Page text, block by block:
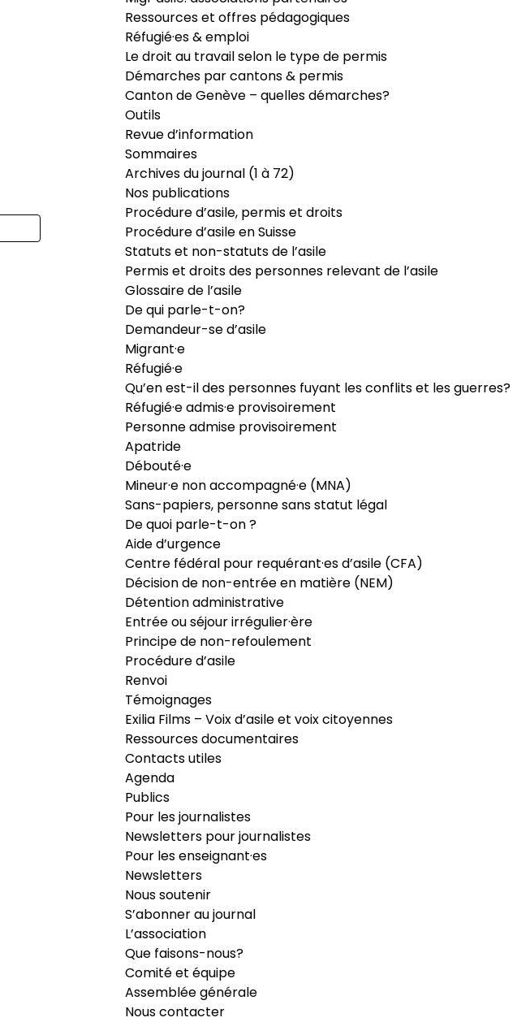
Ressources et offres pédagogiques
Réfugié·es & emploi
Le droit au travail selon le type de permis
Démarches par cantons & permis
Canton de Genève – quelles démarches?
Outils
Revue d’information
Sommaires
Archives du journal (1 à 72)
Nos publications
Procédure d’asile, permis et droits
Procédure d’asile en Suisse
Statuts et non-statuts de l’asile
Permis et droits des personnes relevant de l’asile
Glossaire de l’asile
De qui parle-t-on?
Demandeur-se d’asile
Migrant·e
Réfugié·e
Qu’en est-il des personnes fuyant les conflits et les guerres?
Réfugié·e admis·e provisoirement
Personne admise provisoirement
Apatride
Débouté·e
Mineur·e non accompagné·e (MNA)
Sans-papiers, personne sans statut légal
De quoi parle-t-on ?
Aide d’urgence
Centre fédéral pour requérant·es d’asile (CFA)
Décision de non-entrée en matière (NEM)
Détention administrative
Entrée ou séjour irrégulier·ère
Principe de non-refoulement
Procédure d’asile
Renvoi
Témoignages
Exilia Films – Voix d’asile et voix citoyennes
Ressources documentaires
Contacts utiles
Agenda
Publics
Pour les journalistes
Newsletters pour journalistes
Pour les enseignant·es
Newsletters
Nous soutenir
S’abonner au journal
L’association
Que faisons-nous?
Comité et équipe
Assemblée générale
Nous contacter